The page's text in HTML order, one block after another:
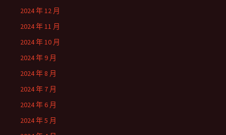
2024 年 12 月
2024 年 11 月
2024 年 10 月
2024 年 9 月
2024 年 8 月
2024 年 7 月
2024 年 6 月
2024 年 5 月